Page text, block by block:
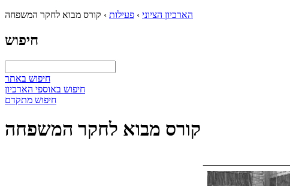
הארכיון הציוני › פעילות › קורס מבוא לחקר המשפחה
חיפוש
חיפוש באתר
חיפוש באוספי הארכיון
חיפוש מתקדם
קורס מבוא לחקר המשפחה